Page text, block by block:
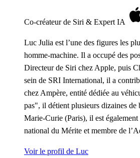
Co-créateur de Siri & Expert IA
Luc Julia est l’une des figures les
homme-machine. Il a occupé des
Directeur de Siri chez Apple, puis
sein de SRI International, il a
chez Ampère, entité dédiée au
pas", il détient plusieurs dizaines
Marie-Curie (Paris), il est
national du Mérite et membre de
Voir le profil de Luc